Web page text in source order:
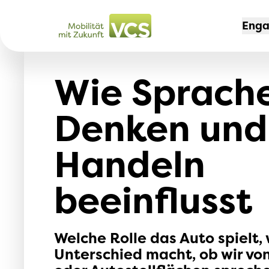
2045
Wie
Denken und
Handeln
beeinflusst
Welche Rolle das Auto spielt,
Unterschied macht, ob wir